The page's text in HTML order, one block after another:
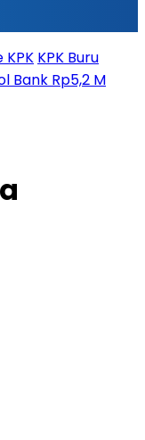
KPK Buru
Bank Rp5,2 M